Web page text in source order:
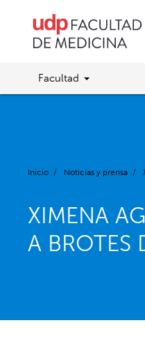
Facultad
Inicio / Noticias y prensa /
XIMENA
A BROTES